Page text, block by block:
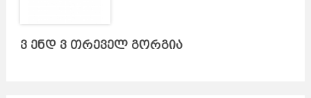
ვ ენდ ვ თრეველ გორგია